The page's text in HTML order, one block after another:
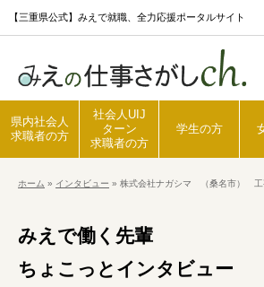
k
c
【三重県公式】みえで就職、全力応援ポータルサイト
県内社会人求職者の方
県内社会人
求職者の方
社会人UIJ
ターン
求職者の方
学生の方
ホーム » インタビュー » 株式会社ナガシマ （桑名市）
みえで働く先輩
ちょこっとインタビュー